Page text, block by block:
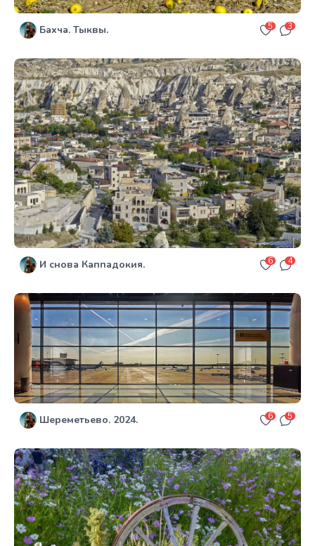
Бахча. Тыквы. 5 3
И снова Каппадокия. 6 4
Шереметьево. 2024. 6 5